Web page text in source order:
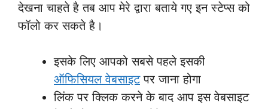
देखना चाहते है तब आप मेरे द्वारा बताये गए इन स्टेप्स को
फॉलो कर सकते है।
इसके लिए आपको सबसे पहले इसकी
ऑफिसियल वेबसाइटपर जाना होगा
लिंक पर क्लिक करने के बाद आप इस वेबसाइट